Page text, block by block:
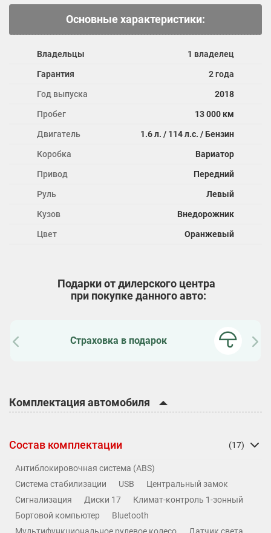
Основные характеристики:
Владельцы 1 владелец
Гарантия 2 года
Год выпуска 2018
Пробег 13 000 км
Двигатель 1.6 л. / 114 л.с. / Бензин
Коробка Вариатор
Привод Передний
Руль Левый
Кузов Внедорожник
Цвет Оранжевый
Подарки от дилерского центра
при покупке данного авто:
Страховка в подарок
Комплектация автомобиля
Состав комплектации (17)
Антиблокировочная система (ABS)
Система стабилизации
USB
Центральный замок
Сигнализация
Диски 17
Климат-контроль 1-зонный
Бортовой компьютер
Bluetooth